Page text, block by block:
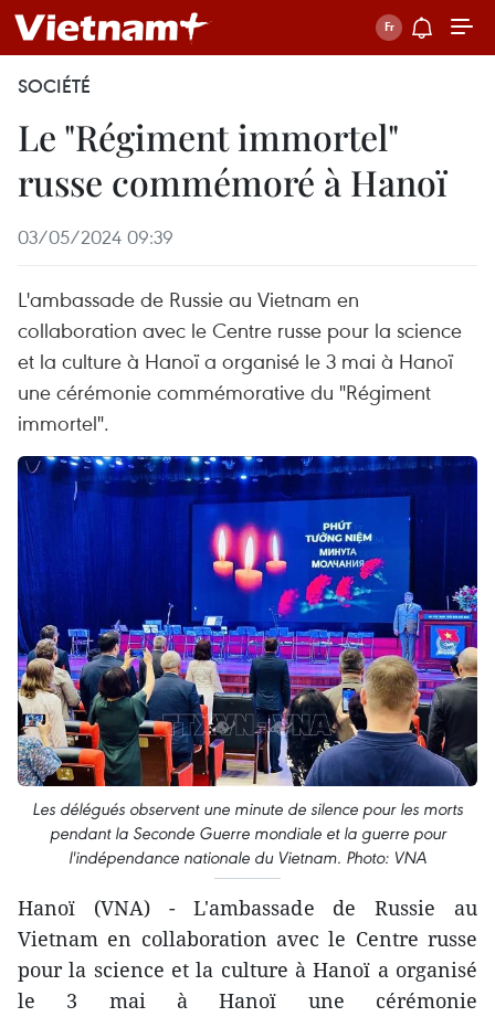
SOCIÉTÉ
Le "Régiment immortel"
russe commémoré à Hanoï
03/05/2024 09:39
L'ambassade de Russie au Vietnam en
collaboration avec le Centre russe pour la science
et la culture à Hanoï a organisé le 3 mai à Hanoï
une cérémonie commémorative du "Régiment
immortel".
Les délégués observent une minute de silence pour les morts
pendant la Seconde Guerre mondiale et la guerre pour
l'indépendance nationale du Vietnam. Photo: VNA
Hanoï (VNA) - L'ambassade de Russie au
Vietnam en collaboration avec le Centre russe
pour la science et la culture à Hanoï a organisé
le 3 mai à Hanoï une cérémonie